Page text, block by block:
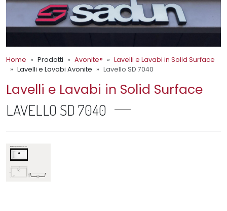
Home Prodotti Avonite®
Lavelli e Lavabi in Solid Surface
Lavelli e Lavabi Avonite
Lavello SD 7040
Lavelli e Lavabi in Solid Surface
LAVELLO SD 7040